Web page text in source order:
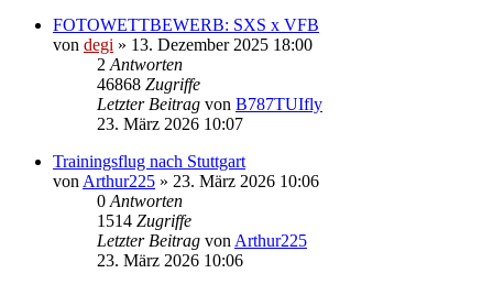
FOTOWETTBEWERB: SXS x VFB
von degi » 13. Dezember 2025 18:00
2 Antworten
46868 Zugriffe
Letzter Beitrag von B787TUIfly
23. März 2026 10:07
Trainingsflug nach Stuttgart
von Arthur225 » 23. März 2026 10:06
0 Antworten
1514 Zugriffe
Letzter Beitrag von Arthur225
23. März 2026 10:06